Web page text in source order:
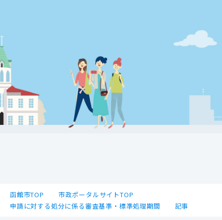
函館市TOP
市政ポータルサイトTOP
申請に対する処分に係る審査基準・標準処理期間
記事